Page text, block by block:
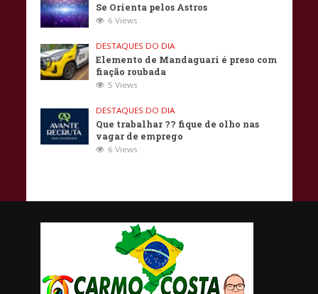
Se Orienta pelos Astros
6 Views
DESTAQUES DO DIA
Elemento de Mandaguari é preso com
fiação roubada
5 Views
DESTAQUES DO DIA
Que trabalhar ?? fique de olho nas
vagar de emprego
6 Views